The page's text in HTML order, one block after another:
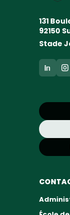
131
92150
Stade